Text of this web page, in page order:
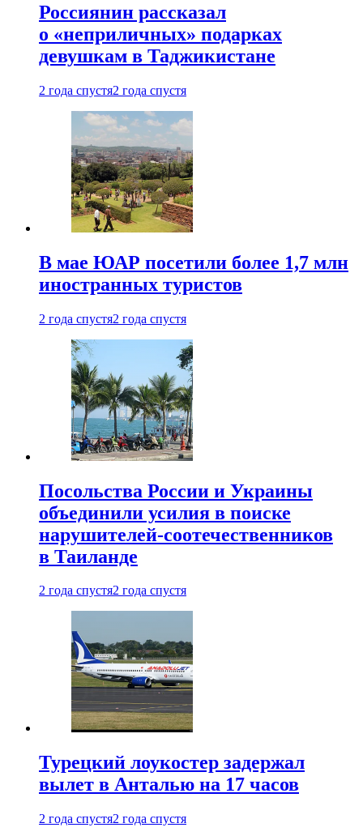
Россиянин рассказал
о «неприличных» подарках
девушкам в Таджикистане
2 года спустя2 года спустя
В мае ЮАР посетили более 1,7 млн
иностранных туристов
2 года спустя2 года спустя
Посольства России и Украины
объединили усилия в поиске
нарушителей-соотечественников
в Таиланде
2 года спустя2 года спустя
Турецкий лоукостер задержал
вылет в Анталью на 17 часов
2 года спустя2 года спустя